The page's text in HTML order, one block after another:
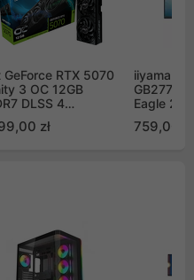
GeForce RTX 5070
3 OC 12GB
DLSS 4
zł
iiyama G-
Eagle 27"
759,00 zł